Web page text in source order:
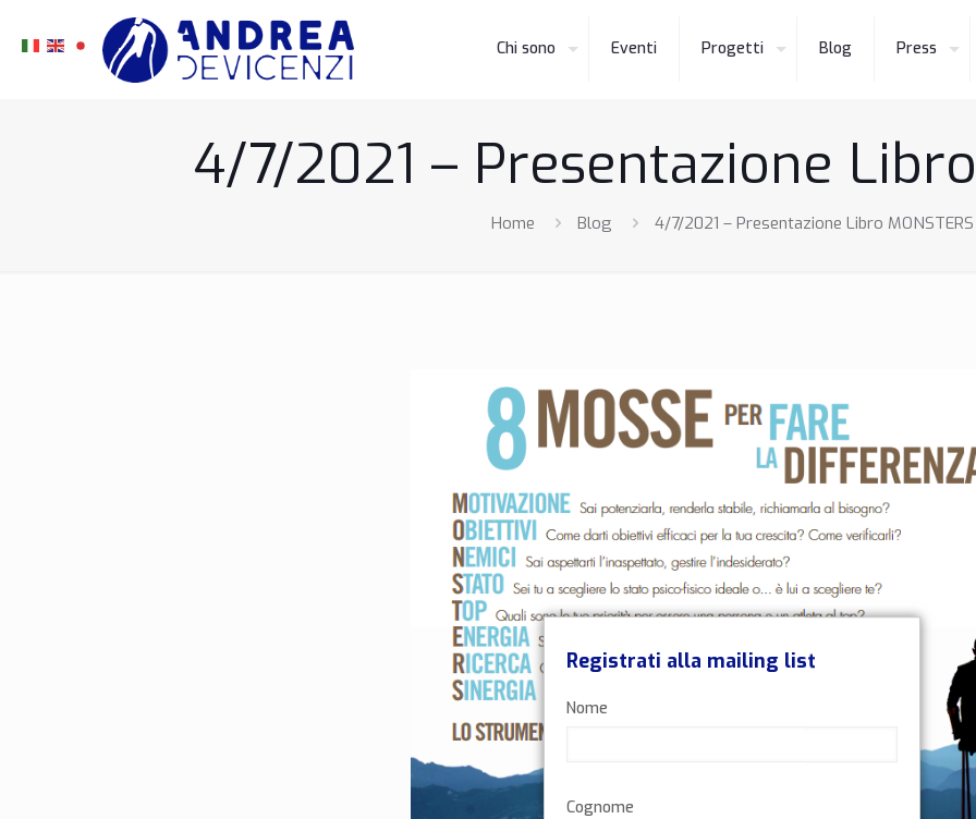
Chi sono Eventi Progetti Blog Press
4/7/2021 – Presentazione Libro
Home Blog 4/7/2021 – Presentazione Libro MONSTERS
Registrati alla mailing list
Nome
Cognome